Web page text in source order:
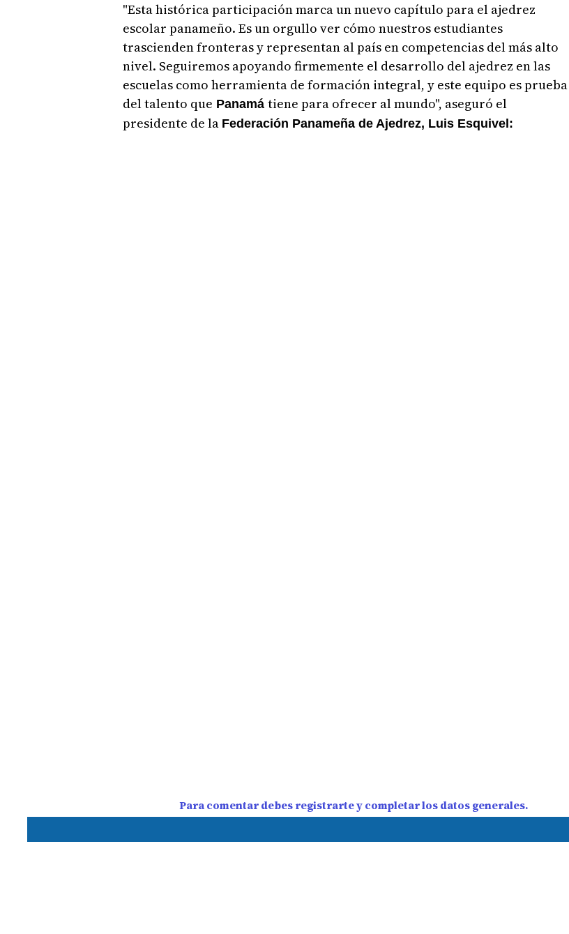
"Esta histórica participación marca un nuevo capítulo para el ajedrez
escolar panameño. Es un orgullo ver cómo nuestros estudiantes
trascienden fronteras y representan al país en competencias del más alto
nivel. Seguiremos apoyando firmemente el desarrollo del ajedrez en las
escuelas como herramienta de formación integral, y este equipo es prueba
del talento que Panamá tiene para ofrecer al mundo", aseguró el
presidente de la Federación Panameña de Ajedrez, Luis Esquivel:
Para comentar debes registrarte y completar los datos generales.